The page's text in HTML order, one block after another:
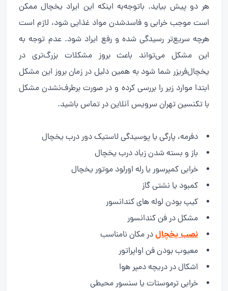
هر دو پیش بیاید. باتوجه‌به اینکه این ایراد یخچال ممکن
است موجب خرابی و فاسدشدن مواد غذایی شود، لازم است
هرچه سریع‌تر رسیدگی شده و رفع ایراد شود. عدم توجه به
این مشکل می‌تواند باعث بروز مشکلات بزرگ‌تری در
یخچال‌فریزر شما شود به همین دلیل در زمان بروز این مشکل
ابتدا موارد زیر را بررسی کرده و در صورت برطرف‌نشدن مشکل
با تکنسین تهران سرویس آنلاین در تماس باشید.
دفرمه، پارگی یا پوسیدگی لاستیک دور درب یخچال
باز و بسته شدن زیاد درب یخچال
خرابی کمپرسور یا رله اورلود موتور یخچال
کمبود یا نشتی گاز
کیپ بودن لوله های کندانسور
مشکل در فن کندانسور
نصب یخچالدر مکان نامناسب
معیوب بودن فن اواپراتور
اشکال در دریچه دمپر هوا
خرابی ترموستات یا سنسور محیطی